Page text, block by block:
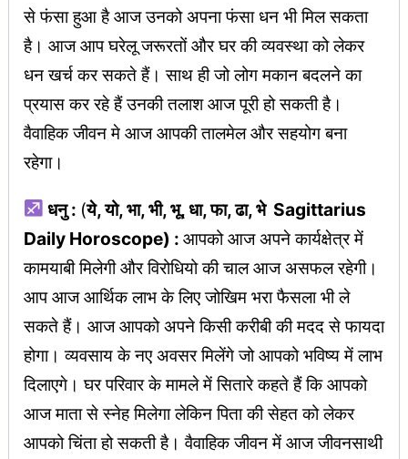
से फंसा हुआ है आज उनको अपना फंसा धन भी मिल सकता
है। आज आप घरेलू जरूरतों और घर की व्यवस्था को लेकर
धन खर्च कर सकते हैं। साथ ही जो लोग मकान बदलने का
प्रयास कर रहे हैं उनकी तलाश आज पूरी हो सकती है।
वैवाहिक जीवन मे आज आपकी तालमेल और सहयोग बना
रहेगा।
धनु : (ये, यो, भा, भी, भू, धा, फा, ढा, भे Sagittarius
Daily Horoscope) : आपको आज अपने कार्यक्षेत्र में
कामयाबी मिलेगी और विरोधियो की चाल आज असफल रहेगी।
आप आज आर्थिक लाभ के लिए जोखिम भरा फैसला भी ले
सकते हैं। आज आपको अपने किसी करीबी की मदद से फायदा
होगा। व्यवसाय के नए अवसर मिलेंगे जो आपको भविष्य में लाभ
दिलाएगे। घर परिवार के मामले में सितारे कहते हैं कि आपको
आज माता से स्नेह मिलेगा लेकिन पिता की सेहत को लेकर
आपको चिंता हो सकती है। वैवाहिक जीवन में आज जीवनसाथी